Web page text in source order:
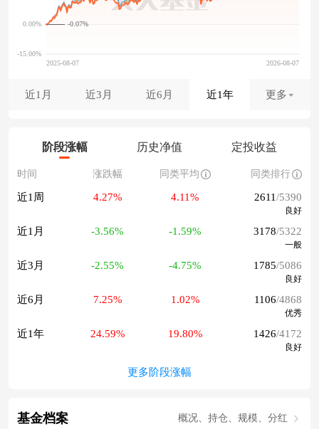
-0.07%
近1月 近3月 近6月 近1年 更多
阶段涨幅 历史净值 定投收益
时间 涨跌幅 同类平均 同类排行
近1周 4.27% 4.11% 2611/5390
良好
近1月 -3.56% -1.59% 3178/5322
一般
近3月 -2.55% -4.75% 1785/5086
良好
近6月 7.25% 1.02% 1106/4868
优秀
近1年 24.59% 19.80% 1426/4172
良好
更多阶段涨幅
基金档案 概况、持仓、规模、分红